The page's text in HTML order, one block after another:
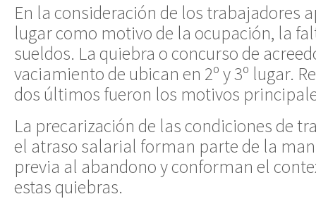
En la consideración de los trabajadores
lugar como motivo de la ocupación, la
sueldos. La quiebra o concurso de
vaciamiento de ubican en 2º y 3º lugar.
dos últimos fueron los motivos
La precarización de las condiciones de
el atraso salarial forman parte de la
previa al abandono y conforman el
estas quiebras.